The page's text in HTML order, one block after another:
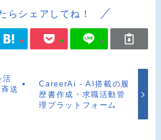
らシェアしてね！
活
送
CareerAi - AI搭載の履
歴書作成・求職活動管
理プラットフォーム